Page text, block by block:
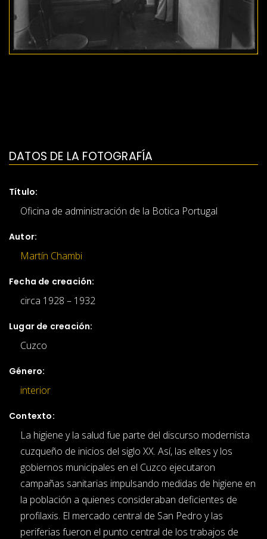
DATOS DE LA FOTOGRAFÍA
Título:
Oficina de administración de la Botica Portugal
Autor:
Martín Chambi
Fecha de creación:
circa 1928 – 1932
Lugar de creación:
Cuzco
Género:
interior
Contexto:
La higiene y la salud fue parte del discurso modernista
cuzqueño de inicios del siglo XX. Así, las elites y los
gobiernos municipales en el Cuzco ejecutaron
campañas sanitarias impulsando medidas de higiene en
la población a quienes consideraban deficientes de
profilaxis. El mercado central de San Pedro y las
periferias fueron el punto central de los trabajos de